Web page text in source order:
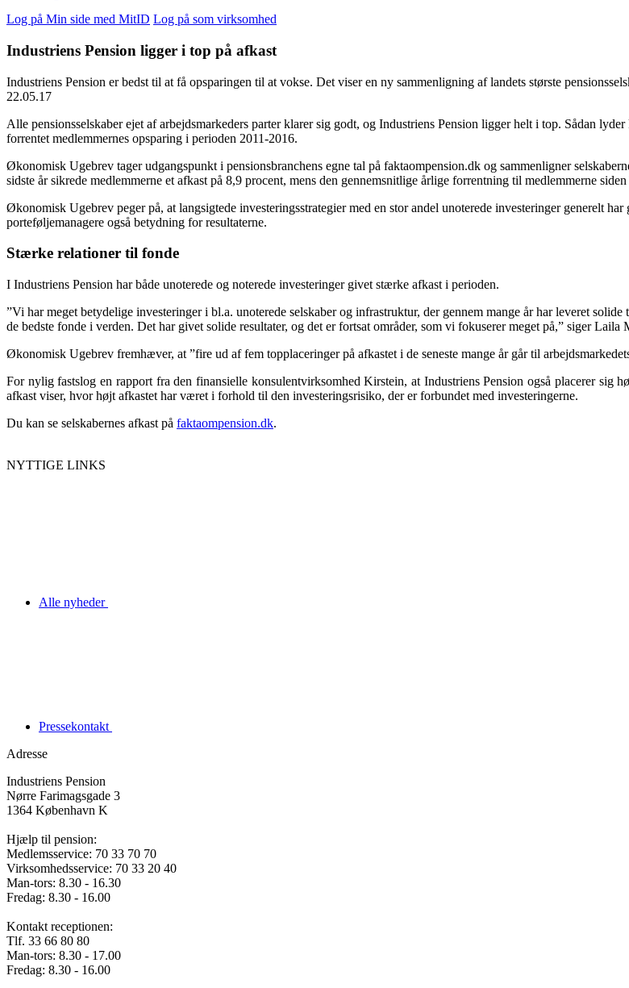
Log på Min side med MitID Log på som virksomhed
Industriens Pension ligger i top på afkast
Industriens Pension er bedst til at få opsparingen til at vokse. Det viser en ny sammenligning af landets største
22.05.17
Alle pensionsselskaber ejet af arbejdsmarkeders parter klarer sig godt, og Industriens Pension ligger helt i top. Sådan
forrentet medlemmernes opsparing i perioden 2011-2016.
Økonomisk Ugebrev tager udgangspunkt i pensionsbranchens egne tal på faktaompension.dk og sammenligner
sidste år sikrede medlemmerne et afkast på 8,9 procent, mens den gennemsnitlige årlige forrentning til medlemmerne
Økonomisk Ugebrev peger på, at langsigtede investeringsstrategier med en stor andel unoterede investeringer generelt
porteføljemanagere også betydning for resultaterne.
Stærke relationer til fonde
I Industriens Pension har både unoterede og noterede investeringer givet stærke afkast i perioden.
”Vi har meget betydelige investeringer i bl.a. unoterede selskaber og infrastruktur, der gennem mange år har leveret
de bedste fonde i verden. Det har givet solide resultater, og det er fortsat områder, som vi fokuserer meget på,” siger
Økonomisk Ugebrev fremhæver, at ”fire ud af fem topplaceringer på afkastet i de seneste mange år går til
For nylig fastslog en rapport fra den finansielle konsulentvirksomhed Kirstein, at Industriens Pension også placerer sig
afkast viser, hvor højt afkastet har været i forhold til den investeringsrisiko, der er forbundet med investeringerne.
Du kan se selskabernes afkast på faktaompension.dk.
NYTTIGE LINKS
Alle nyheder
Pressekontakt
Adresse
Industriens Pension
Nørre Farimagsgade 3
1364 København K
Hjælp til pension:
Medlemsservice: 70 33 70 70
Virksomhedsservice: 70 33 20 40
Man-tors: 8.30 - 16.30
Fredag: 8.30 - 16.00
Kontakt receptionen:
Tlf. 33 66 80 80
Man-tors: 8.30 - 17.00
Fredag: 8.30 - 16.00